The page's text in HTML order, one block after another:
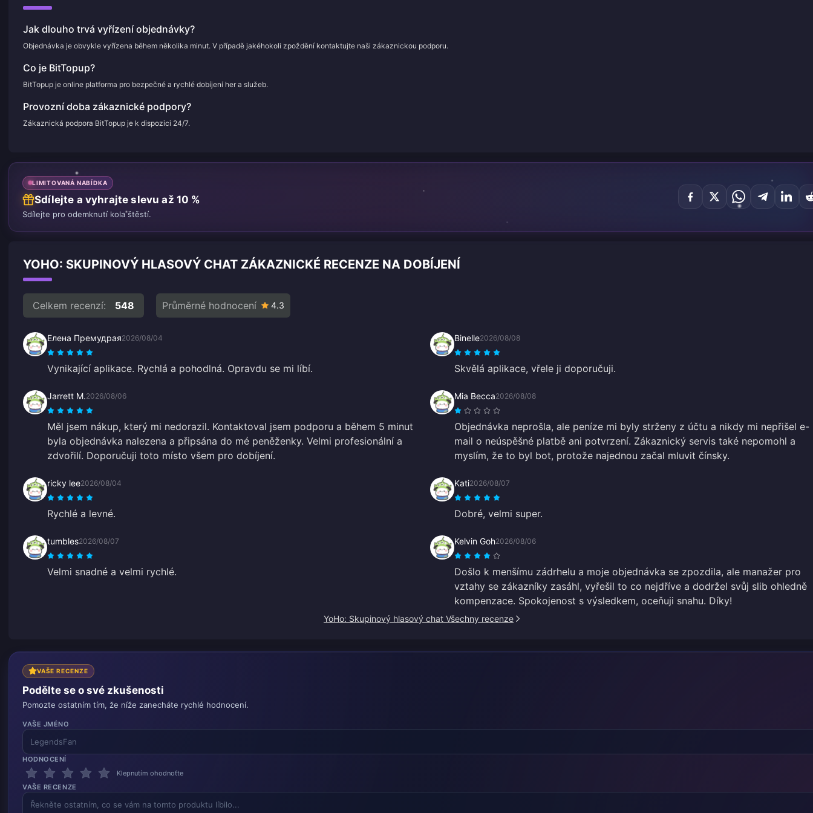
Jak dlouho trvá vyřízení objednávky?
Objednávka je obvykle vyřízena během několika minut. V případě jakéhokoli zpoždění kontaktujte naši zákaznickou podporu.
Co je BitTopup?
BitTopup je online platforma pro bezpečné a rychlé dobíjení her a služeb.
Provozní doba zákaznické podpory?
Zákaznická podpora BitTopup je k dispozici 24/7.
LIMITOVANÁ NABÍDKA
Sdílejte a vyhrajte slevu až 10 %
Sdílejte pro odemknutí kola štěstí.
YOHO: SKUPINOVÝ HLASOVÝ CHAT ZÁKAZNICKÉ RECENZE NA DOBÍJENÍ
Celkem recenzí: 548 Průměrné hodnocení 4.3
Елена Премудрая2026/08/04
Vynikající aplikace. Rychlá a pohodlná. Opravdu se mi líbí.
Binelle2026/08/08
Skvělá aplikace, vřele ji doporučuji.
Jarrett M.2026/08/06
Měl jsem nákup, který mi nedorazil. Kontaktoval jsem podporu a během 5 minut
byla objednávka nalezena a připsána do mé peněženky. Velmi profesionální a
zdvořilí. Doporučuji toto místo všem pro dobíjení.
Mia Becca2026/08/08
Objednávka neprošla, ale peníze mi byly strženy z účtu a nikdy mi nepřišel e-
mail o neúspěšné platbě ani potvrzení. Zákaznický servis také nepomohl a
myslím, že to byl bot, protože najednou začal mluvit čínsky.
ricky lee2026/08/04
Rychlé a levné.
Kati2026/08/07
Dobré, velmi super.
tumbles2026/08/07
Velmi snadné a velmi rychlé.
Kelvin Goh2026/08/06
Došlo k menšímu zádrhelu a moje objednávka se zpozdila, ale manažer pro
vztahy se zákazníky zasáhl, vyřešil to co nejdříve a dodržel svůj slib ohledně
kompenzace. Spokojenost s výsledkem, oceňuji snahu. Díky!
YoHo: Skupinový hlasový chat Všechny recenze
VAŠE RECENZE
Podělte se o své zkušenosti
Pomozte ostatním tím, že níže zanecháte rychlé hodnocení.
VAŠE JMÉNO
HODNOCENÍ
Klepnutím ohodnoťte
VAŠE RECENZE